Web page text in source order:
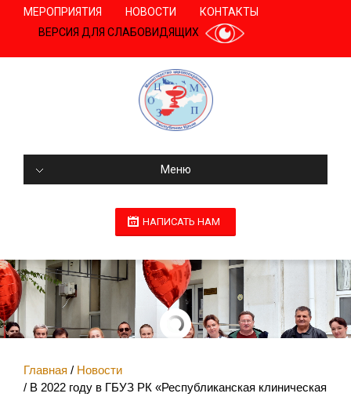
МЕРОПРИЯТИЯ НОВОСТИ
КОНТАКТЫ
ВЕРСИЯ ДЛЯ СЛАБОВИДЯЩИХ
Меню
НАПИСАТЬ НАМ
Главная
Новости
В 2022 году в ГБУЗ РК «Республиканская клиническая